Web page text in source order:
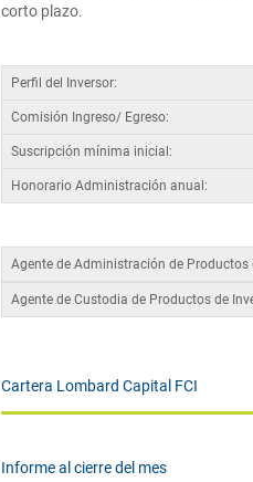
corto plazo.
Perfil del Inversor:
Comisión Ingreso/ Egreso:
Suscripción mínima inicial:
Honorario Administración anual:
Agente de Administración de Productos
Agente de Custodia de Productos de
Cartera Lombard Capital FCI
Informe al cierre del mes